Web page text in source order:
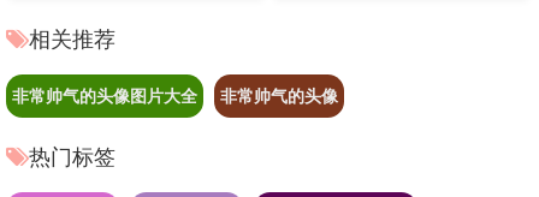
相关推荐
非常帅气的头像图片大全 非常帅气的头像
热门标签